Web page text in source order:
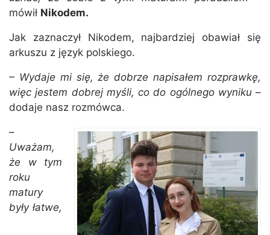
mówił Nikodem.
Jak zaznaczył Nikodem, najbardziej obawiał się
arkuszu z język polskiego.
– Wydaje mi się, że dobrze napisałem rozprawkę,
więc jestem dobrej myśli, co do ogólnego wyniku–
dodaje nasz rozmówca.
–
Uważam,
że w tym
roku
matury
były łatwe,